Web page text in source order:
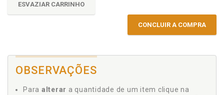
ESVAZIAR CARRINHO
CONCLUIR A COMPRA
OBSERVAÇÕES
Para alterar a quantidade de um item clique na